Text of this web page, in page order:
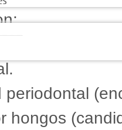
glándulas